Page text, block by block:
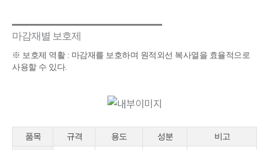
마감재별 보호제
※ 보호제 역활 : 마감재를 보호하며 원적외선 복사열을 효율적으로
사용할 수 있다.
품목 규격 용도 성분 비고